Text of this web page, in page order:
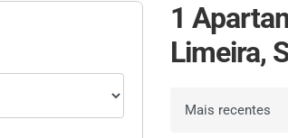
1
Limeira,
Ordenar por